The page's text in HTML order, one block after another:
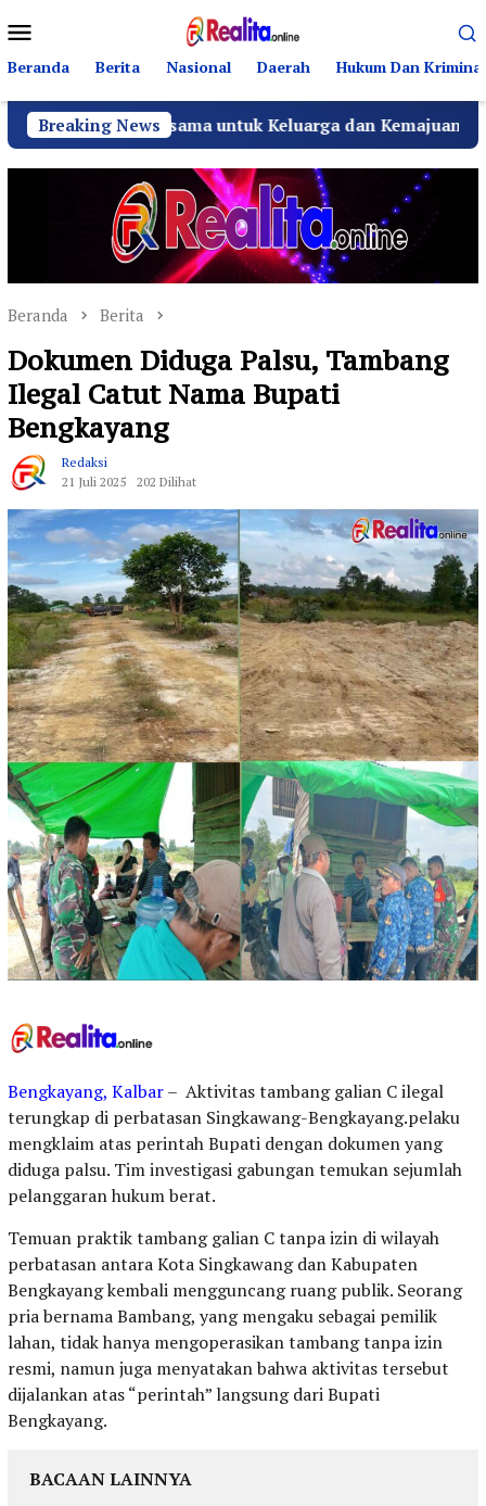
ke
kontenMobile
Beranda Berita Nasional Daerah Hukum Dan Kriminal
Breaking News
untuk Keluarga dan Kemajuan Desa
Beranda Berita
Dokumen Diduga Palsu, Tambang
Ilegal Catut Nama Bupati
Bengkayang
Redaksi
21 Juli 2025
202 Dilihat
Bengkayang, Kalbar– Aktivitas tambang galian C ilegal
terungkap di perbatasan Singkawang-Bengkayang.pelaku
mengklaim atas perintah Bupati dengan dokumen yang
diduga palsu. Tim investigasi gabungan temukan sejumlah
pelanggaran hukum berat.
Temuan praktik tambang galian C tanpa izin di wilayah
perbatasan antara Kota Singkawang dan Kabupaten
Bengkayang kembali mengguncang ruang publik. Seorang
pria bernama Bambang, yang mengaku sebagai pemilik
lahan, tidak hanya mengoperasikan tambang tanpa izin
resmi, namun juga menyatakan bahwa aktivitas tersebut
dijalankan atas “perintah” langsung dari Bupati
Bengkayang.
BACAAN LAINNYA